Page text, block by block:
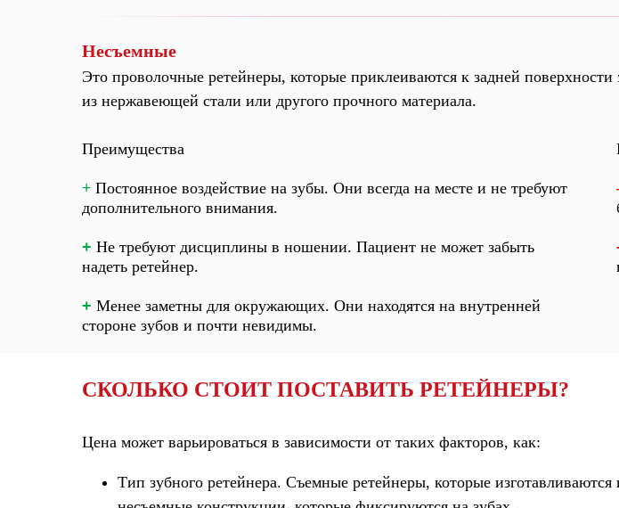
Несъемные
Это проволочные ретейнеры, которые приклеиваются к задней
из нержавеющей стали или другого прочного материала.
Преимущества
+ Постоянное воздействие на зубы. Они всегда на месте и не требуют
дополнительного внимания.
+ Не требуют дисциплины в ношении. Пациент не может забыть
надеть ретейнер.
+ Менее заметны для окружающих. Они находятся на внутренней
стороне зубов и почти невидимы.
СКОЛЬКО СТОИТ ПОСТАВИТЬ РЕТЕЙНЕРЫ?
Цена может варьироваться в зависимости от таких факторов, как:
Тип зубного ретейнера. Съемные ретейнеры, которые